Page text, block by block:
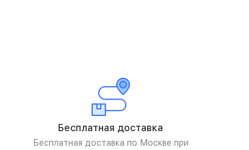
Бесплатная доставка
Бесплатная доставка по Москве при